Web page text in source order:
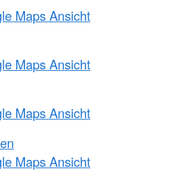
Maps Ansicht
Maps Ansicht
Maps Ansicht
Maps Ansicht